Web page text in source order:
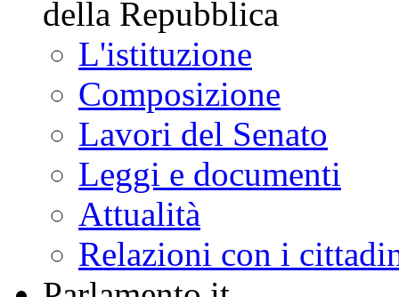
della Repubblica
L'istituzione
Composizione
Lavori del Senato
Leggi e documenti
Attualità
Relazioni con i